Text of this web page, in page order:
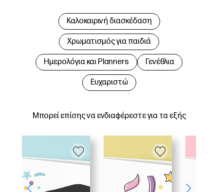
Μπορεί επίσης να ενδιαφέρεστε για τα εξής
Καλοκαιρινή διασκέδαση
Χρωματισμός για παιδιά
Hμερολόγια και Planners Γενέθλια
Ευχαριστώ